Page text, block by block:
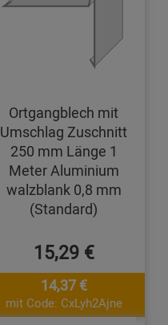
Ortgangblech mit
Umschlag Zuschnitt
250 mm Länge 1
Meter Aluminium
walzblank 0,8 mm
(Standard)
15,29 €
14,37 €
mit Code: CxLyh2Ajne